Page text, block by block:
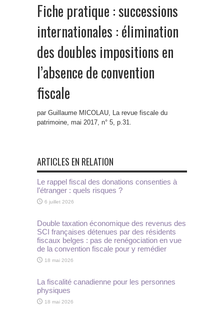
Fiche pratique : successions
internationales : élimination
des doubles impositions en
l’absence de convention
fiscale
par Guillaume MICOLAU, La revue fiscale du
patrimoine, mai 2017, n° 5, p.31.
ARTICLES EN RELATION
Le rappel fiscal des donations consenties à
l’étranger : quels risques ?
6 juillet 2026
Double taxation économique des revenus des
SCI françaises détenues par des résidents
fiscaux belges : pas de renégociation en vue
de la convention fiscale pour y remédier
18 mai 2026
La fiscalité canadienne pour les personnes
physiques
18 mai 2026